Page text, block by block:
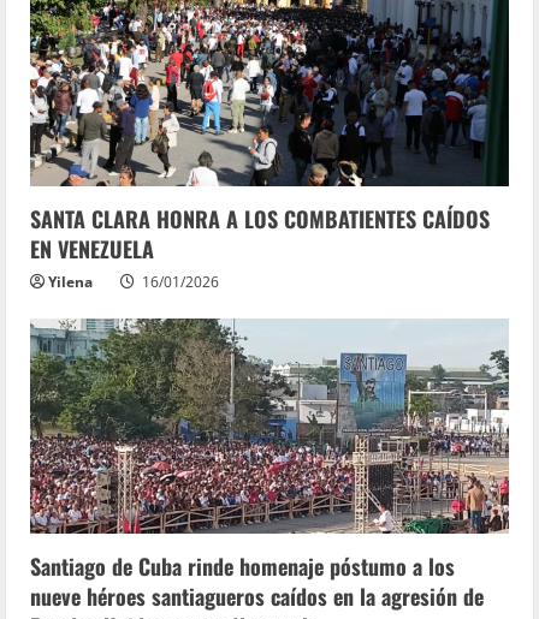
SANTA CLARA HONRA A LOS COMBATIENTES CAÍDOS
EN VENEZUELA
Yilena 16/01/2026
Santiago de Cuba rinde homenaje póstumo a los
nueve héroes santiagueros caídos en la agresión de